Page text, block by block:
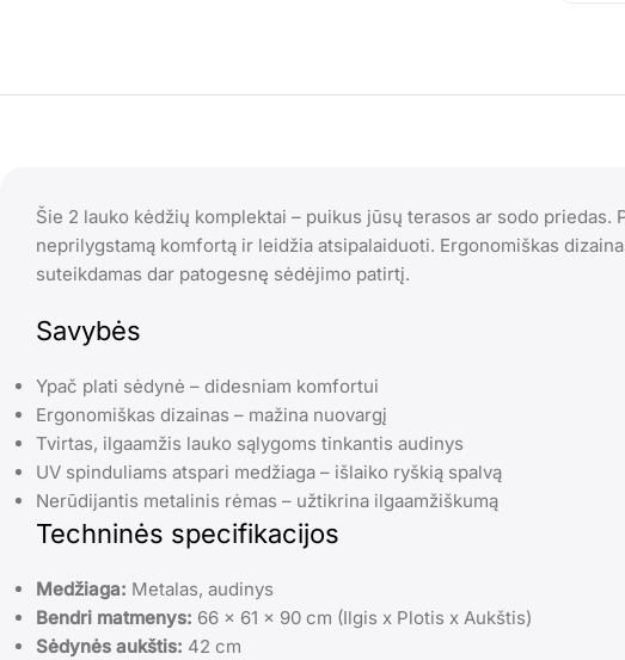
Šie 2 lauko kėdžių komplektai – puikus jūsų terasos ar sodo priedas.
neprilygstamą komfortą ir leidžia atsipalaiduoti. Ergonomiškas
suteikdamas dar patogesnę sėdėjimo patirtį.
Savybės
Ypač plati sėdynė – didesniam komfortui
Ergonomiškas dizainas – mažina nuovargį
Tvirtas, ilgaamžis lauko sąlygoms tinkantis audinys
UV spinduliams atspari medžiaga – išlaiko ryškią spalvą
Nerūdijantis metalinis rėmas – užtikrina ilgaamžiškumą
Techninės specifikacijos
Medžiaga: Metalas, audinys
Bendri matmenys: 66 x 61 x 90 cm (Ilgis x Plotis x Aukštis)
Sėdynės aukštis: 42 cm